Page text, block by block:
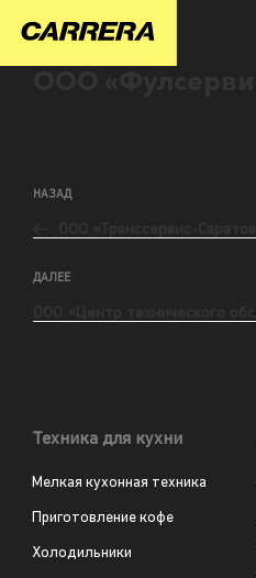
НАЗАД
ДАЛЕЕ
Техника для кухни
Мелкая кухонная техника
Приготовление кофе
Холодильники